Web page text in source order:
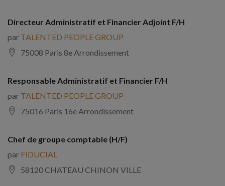
Directeur Administratif et Financier Adjoint F/H
par TALENTED PEOPLE GROUP
75008 Paris 8e Arrondissement
Responsable Administratif et Financier F/H
par TALENTED PEOPLE GROUP
75016 Paris 16e Arrondissement
Chef de groupe comptable (H/F)
par FIDUCIAL
58120 CHATEAU CHINON VILLE